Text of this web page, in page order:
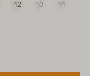
42 43 44